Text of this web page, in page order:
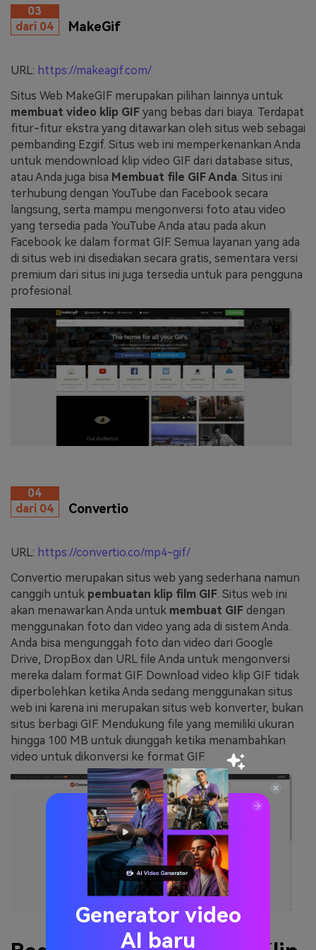
03
dari 04
MakeGif
URL: https://makeagif.com/
Situs Web MakeGIF merupakan pilihan lainnya untuk
membuat video klip GIF yang bebas dari biaya. Terdapat
fitur-fitur ekstra yang ditawarkan oleh situs web sebagai
pembanding Ezgif. Situs web ini memperkenankan Anda
untuk mendownload klip video GIF dari database situs,
atau Anda juga bisa Membuat file GIF Anda. Situs ini
terhubung dengan YouTube dan Facebook secara
langsung, serta mampu mengonversi foto atau video
yang tersedia pada YouTube Anda atau pada akun
Facebook ke dalam format GIF. Semua layanan yang ada
di situs web ini disediakan secara gratis, sementara versi
premium dari situs ini juga tersedia untuk para pengguna
profesional.
04
dari 04
Convertio
URL: https://convertio.co/mp4-gif/
Convertio merupakan situs web yang sederhana namun
canggih untuk pembuatan klip film GIF . Situs web ini
akan menawarkan Anda untuk membuat GIF dengan
menggunakan foto dan video yang ada di sistem Anda.
Anda bisa mengunggah foto dan video dari Google
Drive, DropBox dan URL file Anda untuk mengonversi
mereka dalam format GIF. Download video klip GIF tidak
diperbolehkan ketika Anda sedang menggunakan situs
web ini karena ini merupakan situs web konverter, bukan
situs berbagi GIF. Mendukung file yang memiliki ukuran
hingga 100 MB untuk diunggah ketika menambahkan
video untuk dikonversi ke format GIF.
Generator video
AI baru